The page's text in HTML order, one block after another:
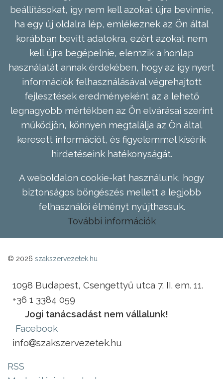
beállításokat, így nem kell azokat újra bevinnie,
ha egy új oldalra lép, emlékeznek az Ön által
korábban bevitt adatokra, ezért azokat nem
kell újra begépelnie, elemzik a honlap
használatát annak érdekében, hogy az így nyert
információk felhasználásával végrehajtott
fejlesztések eredményeként az a lehető
legnagyobb mértékben az Ön elvárásai szerint
működjön, könnyen megtalálja az Ön által
keresett információt, és figyelemmel kísérik
hirdetéseink hatékonyságát.
A weboldalon cookie-kat használunk, hogy
biztonságos böngészés mellett a legjobb
felhasználói élményt nyújthassuk.
További információk
© 2026 szakszervezetek.hu
1098 Budapest, Csengettyű utca 7. II. em. 11.
+36 1 3384 059
Jogi tanácsadást nem vállalunk!
Facebook
info
szakszervezetek.hu
RSS